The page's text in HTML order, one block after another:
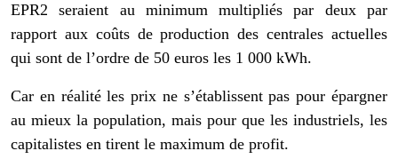
EPR2 seraient au minimum multipliés par deux par
rapport aux coûts de production des centrales actuelles
qui sont de l’ordre de 50 euros les 1 000 kWh.
Car en réalité les prix ne s’établissent pas pour épargner
au mieux la population, mais pour que les industriels, les
capitalistes en tirent le maximum de profit.